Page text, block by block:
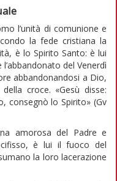
l’unità di comunione e
la fede cristiana la
è lo Spirito Santo: è lui
del Venerdì
abbandonandosi a Dio,
croce. «Gesù disse:
consegnò lo Spirito» (Gv
amorosa del Padre e
è lui il fuoco del
la loro lacerazione